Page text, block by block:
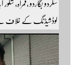
لوڈشیڈنگ کے خلاف جے
قسم کی ٹریفک کے لئے
سبسکرائب کریں